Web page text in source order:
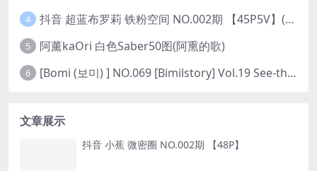
4 抖音 超蓝布罗莉 铁粉空间 NO.002期 【45P5V】(抖音超蓝布罗利是真的吗)
5 阿薰kaOri 白色Saber50图(阿熏的歌)
6 [Bomi (보미) ] NO.069 [Bimilstory] Vol.19 See-through lingerie
文章展示
抖音 小蕉 微密圈 NO.002期 【48P】